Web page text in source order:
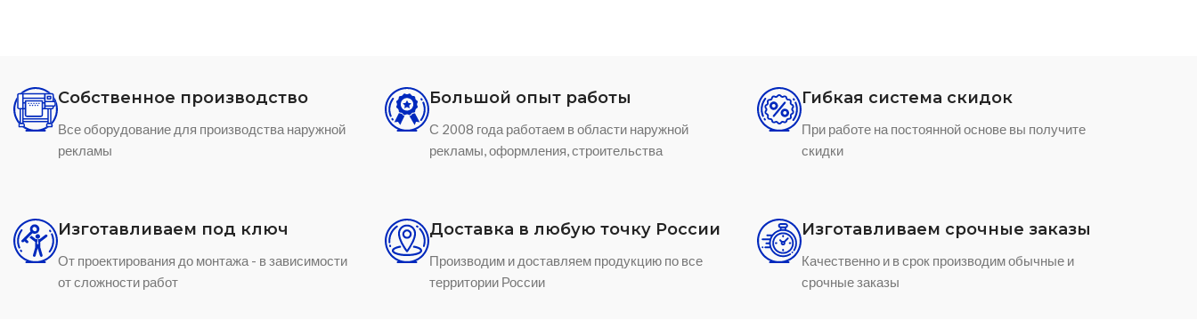
Собственное производство
Все оборудование для производства наружной
рекламы
Большой опыт работы
С 2008 года работаем в области наружной
рекламы, оформления, строительства
Гибкая система скидок
При работе на постоянной основе вы получите
скидки
Изготавливаем под ключ
От проектирования до монтажа - в зависимости
от сложности работ
Доставка в любую точку России
Производим и доставляем продукцию по все
территории России
Изготавливаем срочные заказы
Качественно и в срок производим обычные и
срочные заказы